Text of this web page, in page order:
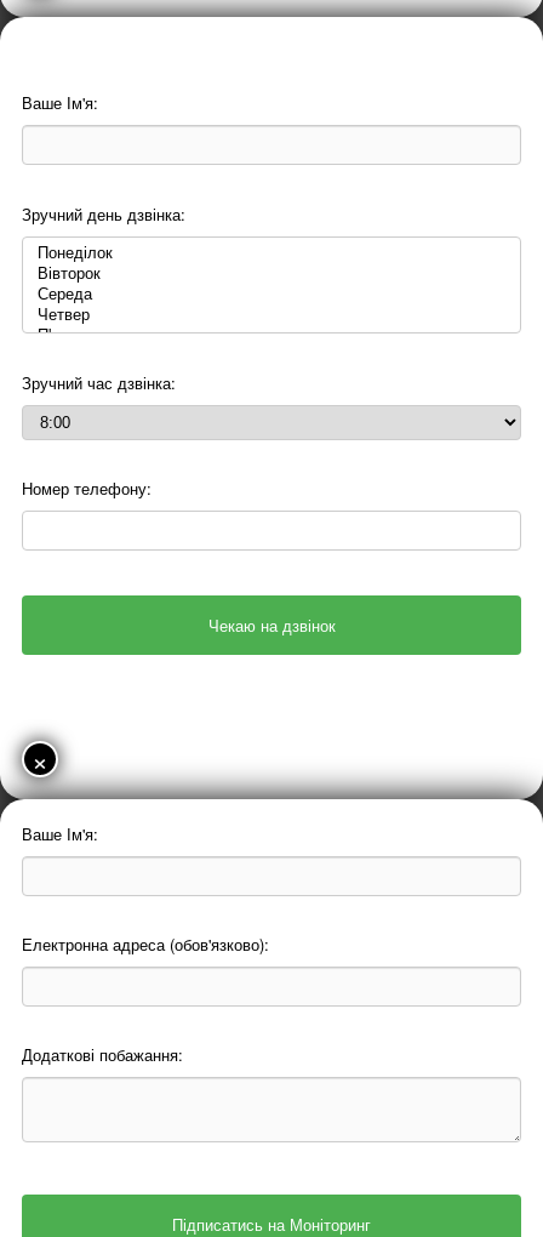
Ваше Ім'я:
Зручний день дзвінка:
Зручний час дзвінка:
Номер телефону:
×
Ваше Ім'я:
Електронна адреса (обов'язково):
Додаткові побажання: